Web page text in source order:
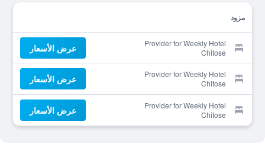
مزود
Provider for Weekly Hotel
Chitose
عرض الأسعار
Provider for Weekly Hotel
Chitose
عرض الأسعار
Provider for Weekly Hotel
Chitose
عرض الأسعار